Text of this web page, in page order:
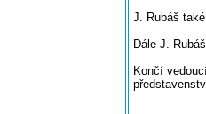
J. Rubáš
Dále J.
Končí